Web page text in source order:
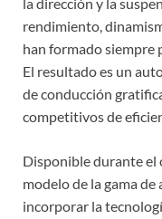
la dirección y la
rendimiento,
han formado siempre
El resultado es un
de conducción
competitivos de
Disponible durante el
modelo de la gama
incorporar la